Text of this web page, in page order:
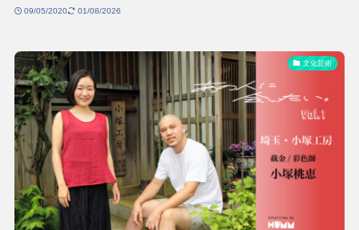
09/05/2020 01/08/2026
文化芸術